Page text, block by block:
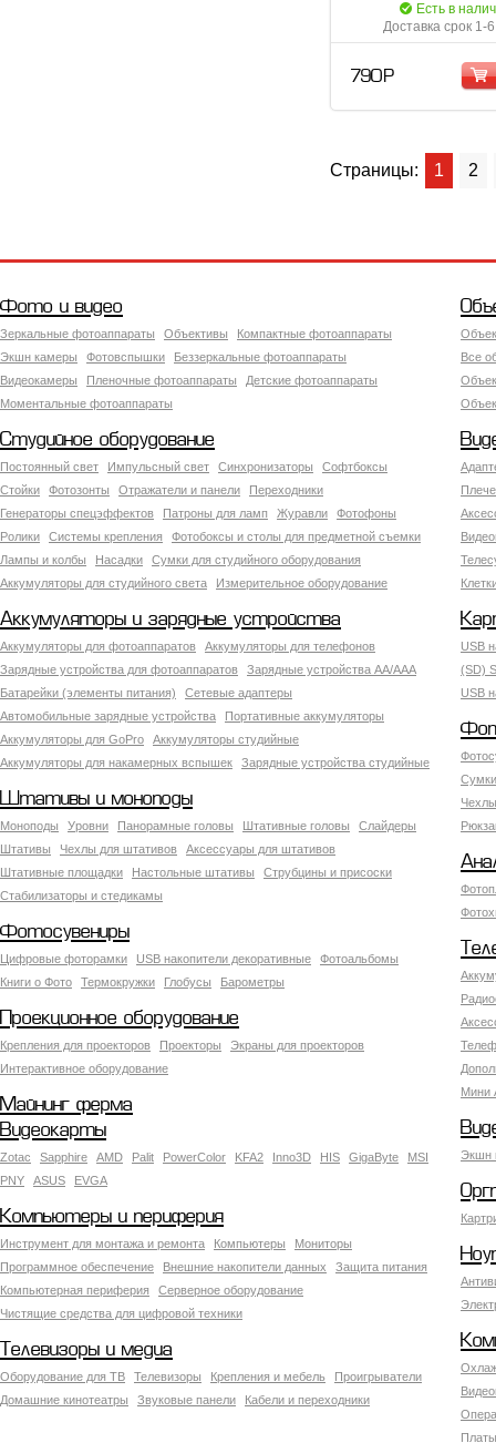
Есть в
Доставка срок 1-
790 Р
Страницы: 1 2
Фото и видео
Зеркальные фотоаппараты Объективы
Компактные фотоаппараты
Экшн камеры
Фотовспышки
Беззеркальные фотоаппараты
Видеокамеры
Пленочные фотоаппараты
Детские фотоаппараты
Моментальные фотоаппараты
Все
Студийное оборудование
Постоянный свет Импульсный свет Синхронизаторы
Софтбоксы
Стойки
Фотозонты Отражатели и панели
Переходники
Генераторы спецэффектов
Патроны для ламп Журавли
Фотофоны
Ролики
Системы крепления
Фотобоксы и столы для предметной съемки
Лампы и колбы
Насадки
Сумки для студийного оборудования
Аккумуляторы для студийного света
Измерительное оборудование
Аккумуляторы и зарядные устройства
Аккумуляторы для фотоаппаратов
Аккумуляторы для телефонов
Зарядные устройства для фотоаппаратов
Зарядные устройства AA/AAA
Батарейки (элементы питания)
Сетевые адаптеры
Автомобильные зарядные устройства
Портативные аккумуляторы
Аккумуляторы для GoPro
Аккумуляторы студийные
Аккумуляторы для накамерных вспышек
Зарядные устройства студийные
USB
(SD)
USB
Штативы и моноподы
Моноподы Уровни Панорамные головы Штативные головы
Слайдеры
Штативы
Чехлы для штативов
Аксессуары для штативов
Штативные площадки
Настольные штативы
Струбцины и присоски
Стабилизаторы и стедикамы
Фотосувениры
Цифровые фоторамки USB накопители декоративные
Фотоальбомы
Книги о Фото
Термокружки Глобусы Барометры
Мини
Проекционное оборудование
Крепления для проекторов Проекторы
Экраны для проекторов
Интерактивное оборудование
Майнинг ферма
Экшн
Видеокарты
Zotac Sapphire AMD Palit PowerColor KFA2 Inno3D HIS GigaByte
MSI
PNY
ASUS EVGA
Компьютеры и периферия
Инструмент для монтажа и ремонта Компьютеры
Мониторы
Программное обеспечение
Внешние накопители данных
Защита питания
Компьютерная периферия
Серверное оборудование
Чистящие средства для цифровой техники
Телевизоры и медиа
Оборудование для ТВ Телевизоры Крепления и мебель
Проигрыватели
Домашние кинотеатры
Звуковые панели Кабели и переходники